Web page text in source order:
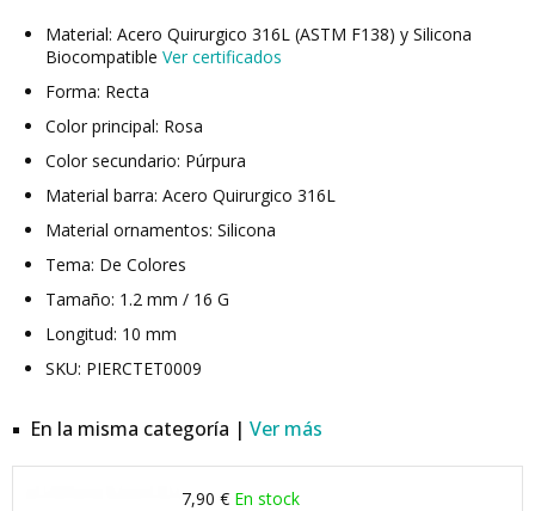
Material: Acero Quirurgico 316L (ASTM F138) y Silicona
Biocompatible Ver certificados
Forma: Recta
Color principal: Rosa
Color secundario: Púrpura
Material barra: Acero Quirurgico 316L
Material ornamentos: Silicona
Tema: De Colores
Tamaño: 1.2 mm / 16 G
Longitud: 10 mm
SKU: PIERCTET0009
En la misma categoría | Ver más
7,90 € En stock